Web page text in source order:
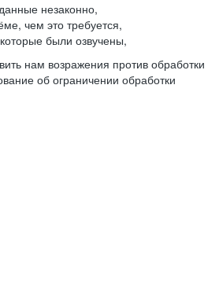
незаконно,
чем это требуется,
были озвучены,
нам возражения против обработки
об ограничении обработки